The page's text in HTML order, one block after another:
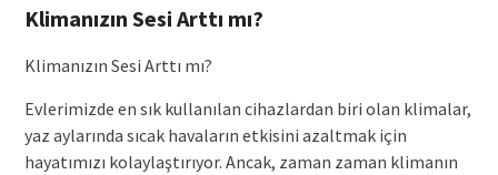
Klimanızın Sesi Arttı mı?
Klimanızın Sesi Arttı mı?
Evlerimizde en sık kullanılan cihazlardan biri olan klimalar,
yaz aylarında sıcak havaların etkisini azaltmak için
hayatımızı kolaylaştırıyor. Ancak, zaman zaman klimanın